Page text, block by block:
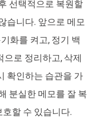
선택적으로 복원할
습니다. 앞으로 메모
화를 켜고, 정기 백
으로 정리하고, 삭제
확인하는 습관을 가
분실한 메모를 잘 복
할 수 있습니다.